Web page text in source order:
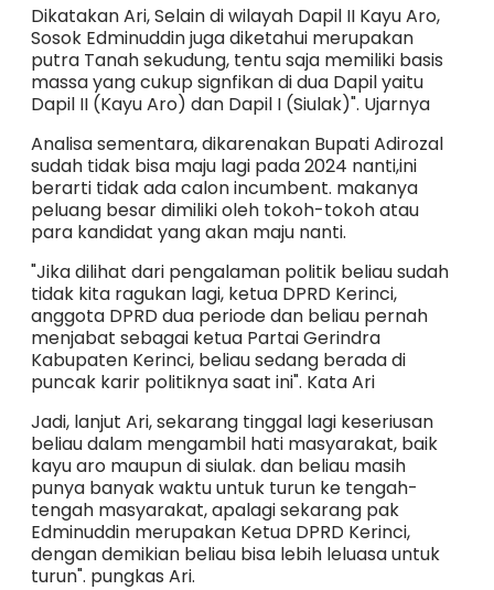
Dikatakan Ari, Selain di wilayah Dapil II Kayu Aro,
Sosok Edminuddin juga diketahui merupakan
putra Tanah sekudung, tentu saja memiliki basis
massa yang cukup signfikan di dua Dapil yaitu
Dapil II (Kayu Aro) dan Dapil I (Siulak)". Ujarnya
Analisa sementara, dikarenakan Bupati Adirozal
sudah tidak bisa maju lagi pada 2024 nanti,ini
berarti tidak ada calon incumbent. makanya
peluang besar dimiliki oleh tokoh-tokoh atau
para kandidat yang akan maju nanti.
"Jika dilihat dari pengalaman politik beliau sudah
tidak kita ragukan lagi, ketua DPRD Kerinci,
anggota DPRD dua periode dan beliau pernah
menjabat sebagai ketua Partai Gerindra
Kabupaten Kerinci, beliau sedang berada di
puncak karir politiknya saat ini". Kata Ari
Jadi, lanjut Ari, sekarang tinggal lagi keseriusan
beliau dalam mengambil hati masyarakat, baik
kayu aro maupun di siulak. dan beliau masih
punya banyak waktu untuk turun ke tengah-
tengah masyarakat, apalagi sekarang pak
Edminuddin merupakan Ketua DPRD Kerinci,
dengan demikian beliau bisa lebih leluasa untuk
turun". pungkas Ari.